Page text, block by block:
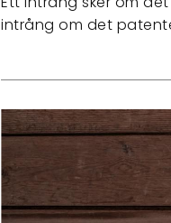
intrång om det